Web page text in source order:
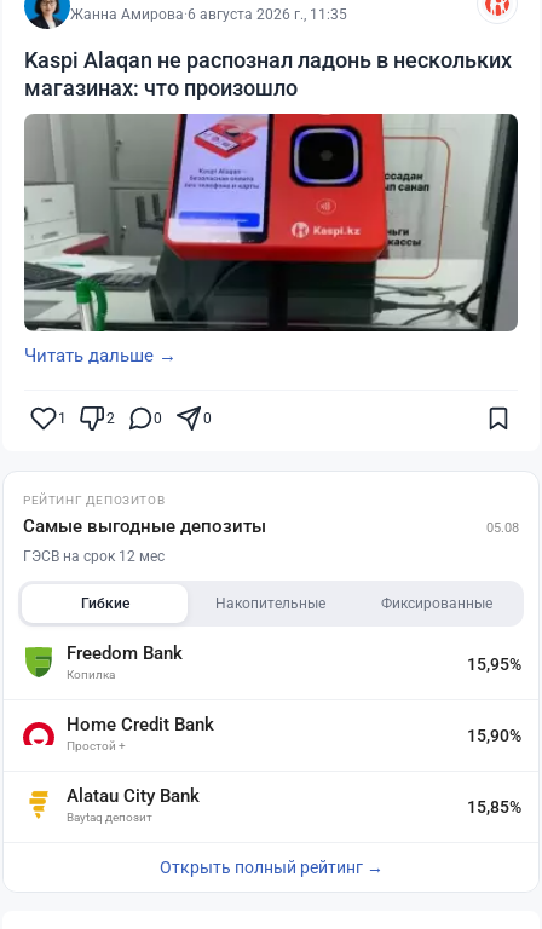
Жанна Амирова·6 августа 2026 г., 11:35
Kaspi Alaqan не распознал ладонь в нескольких
магазинах: что произошло
Читать дальше →
1 2 0 0
РЕЙТИНГ ДЕПОЗИТОВ
Самые выгодные депозиты 05.08
ГЭСВ на срок 12 мес
Гибкие Накопительные Фиксированные
Freedom Bank
Копилка
15,95%
Home Credit Bank
Простой +
15,90%
Alatau City Bank
Baytaq депозит
15,85%
Открыть полный рейтинг →